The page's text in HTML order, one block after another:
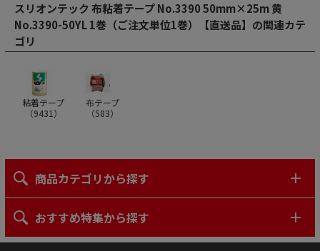
スリオンテック 布粘着テープ No.3390 50mm×25m 黄
No.3390-50YL 1巻（ご注文単位1巻）【直送品】の関連カテ
ゴリ
粘着テープ
（9431 ）
布テープ
（583）
商品カテゴリから探す
おすすめ特集から探す